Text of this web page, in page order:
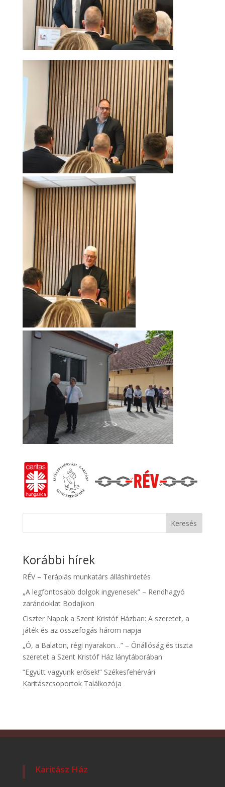
Keresés
Korábbi hírek
RÉV – Terápiás munkatárs álláshirdetés
„A legfontosabb dolgok ingyenesek” – Rendhagyó
zarándoklat Bodajkon
Ciszter Napok a Szent Kristóf Házban: A szeretet, a
játék és az összefogás három napja
„Ó, a Balaton, régi nyarakon…” – Önállóság és tiszta
szeretet a Szent Kristóf Ház lánytáborában
“Együtt vagyunk erősek!” Székesfehérvári
Karitászcsoportok Találkozója
Karitász Ház